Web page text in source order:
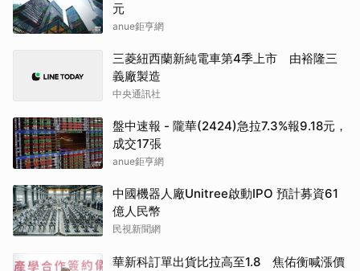
元
anue鉅亨網
三菱紐西蘭新純電車第4季上市 由裕隆三
義廠製造
中央通訊社
盤中速報 - 隴華(2424)急拉7.3%報9.18元，
成交17張
anue鉅亨網
中國機器人廠Unitree啟動IPO 預計募資61
億人民幣
民視新聞網
華新科訂單出貨比拉高至1.8 焦佑衡喊漲價